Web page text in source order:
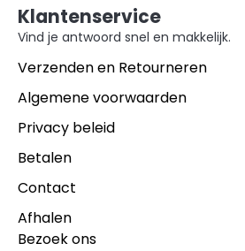
Klantenservice
Vind je antwoord snel en makkelijk.
Verzenden en Retourneren
Algemene voorwaarden
Privacy beleid
Betalen
Contact
Afhalen
Bezoek ons